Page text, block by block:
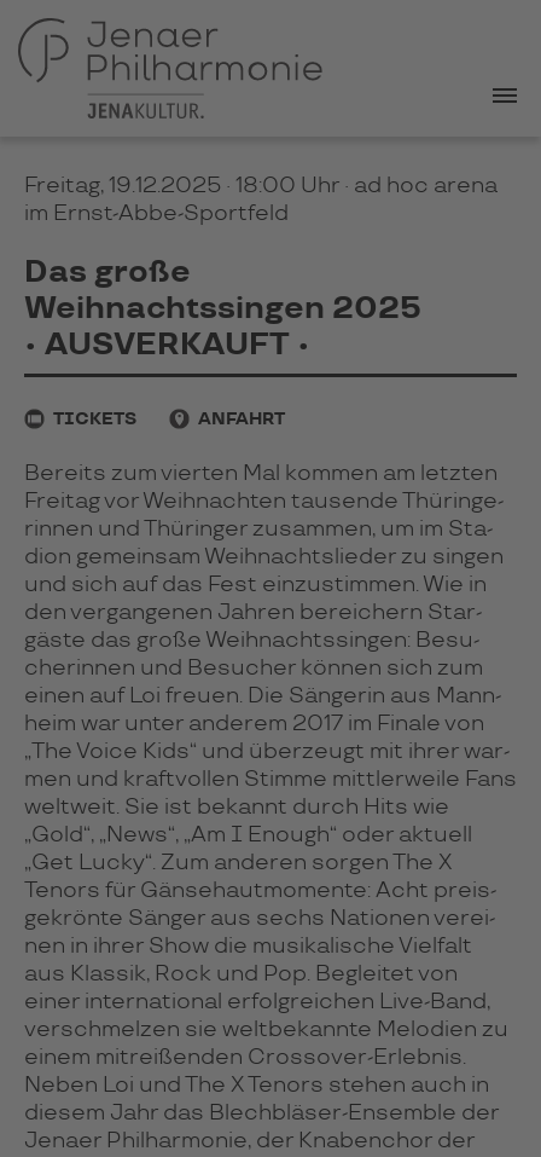
Freitag, 19.12.2025 · 18:00 Uhr · ad hoc arena
im Ernst-Abbe-Sportfeld
Das große
Weihnachtssingen 2025
• AUSVERKAUFT •
TICKETS ANFAHRT
Bereits zum vier­ten Mal kom­men am letz­ten
Frei­tag vor Weih­nach­ten tau­sende Thü­rin­ge­
rin­nen und Thü­rin­ger zusam­men, um im Sta­
dion gemein­sam Weih­nachts­lie­der zu sin­gen
und sich auf das Fest ein­zu­stim­men. Wie in
den ver­gan­ge­nen Jah­ren berei­chern Star­
gäste das große Weih­nachts­sin­gen: Besu­
che­rin­nen und Besu­cher kön­nen sich zum
einen auf Loi freuen. Die Sän­ge­rin aus Mann­
heim war unter ande­rem 2017 im Finale von
„The Voice Kids“ und über­zeugt mit ihrer war­
men und kraft­vol­len Stimme mitt­ler­weile Fans
welt­weit. Sie ist bekannt durch Hits wie
„Gold“, „News“, „Am I Enough“ oder aktuell
„Get Lucky“. Zum ande­ren sor­gen The X
Tenors für Gän­se­haut­mo­mente: Acht preis­
ge­krönte Sän­ger aus sechs Natio­nen ver­ei­
nen in ihrer Show die musi­ka­li­sche Viel­falt
aus Klas­sik, Rock und Pop. Beglei­tet von
einer inter­na­tio­nal erfolg­rei­chen Live-Band,
ver­schmel­zen sie welt­be­kannte Melo­dien zu
einem mit­rei­ßen­den Cross­over-Erleb­nis.
Neben Loi und The X Tenors ste­hen auch in
die­sem Jahr das Blech­blä­ser-Ensem­ble der
Jenaer Phil­har­mo­nie, der Kna­ben­chor der